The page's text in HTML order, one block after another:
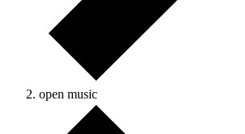
open music